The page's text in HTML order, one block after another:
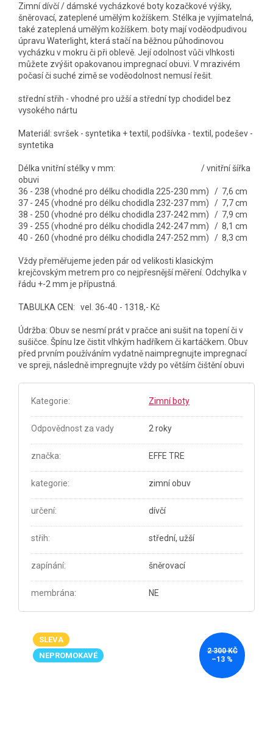
Zimní dívčí / dámské vycházkové boty kozačkové výšky,
šněrovací, zateplené umělým kožíškem. Stélka je vyjímatelná,
také zateplená umělým kožíškem. boty mají voděodpudivou
úpravu Waterlight, která stačí na běžnou půhodinovou
vycházku v mokru či při oblevě. Její odolnost vůči vlhkosti
můžete zvýšit opakovanou impregnací obuvi. V mrazivém
počasí či suché zimě se voděodolnost nemusí řešit.
střední střih - vhodné pro užší a střední typ chodidel bez
vysokého nártu
Materiál: svršek - syntetika + textil, podšívka - textil, podešev -
syntetika
Délka vnitřní stélky v mm: / vnitřní šířka
obuvi
36 - 238 (vhodné pro délku chodidla 225-230 mm) / 7,6 cm
37 - 245 (vhodné pro délku chodidla 232-237 mm) / 7,7 cm
38 - 250 (vhodné pro délku chodidla 237-242 mm) / 7,9 cm
39 - 255 (vhodné pro délku chodidla 242-247 mm) / 8,1 cm
40 - 260 (vhodné pro délku chodidla 247-252 mm) / 8,3 cm
Vždy přeměřujeme jeden pár od velikosti klasickým
krejčovským metrem pro co nejpřesnější měření. Odchylka v
řádu +-2 mm je přípustná.
TABULKA CEN: vel. 36-40 - 1318,- Kč
Údržba: Obuv se nesmí prát v pračce ani sušit na topení či v
sušičce. Špínu lze čistit vlhkým hadříkem či kartáčkem. Obuv
před prvním používáním vydatně naimpregnujte impregnací
ve spreji, následně impregnujte vždy po větším čištění obuvi
Kategorie: Zimní boty
Odpovědnost za vady 2 roky
značka: EFFE TRE
kategorie: zimní obuv
určení: dívčí
střih: střední, užší
zapínání: šněrovací
membrána: NE
SLEVA
NEPROMOKAVÉ
2 300 KČ
–13 %